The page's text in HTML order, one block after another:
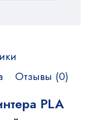
Отзывы (0)
PLA